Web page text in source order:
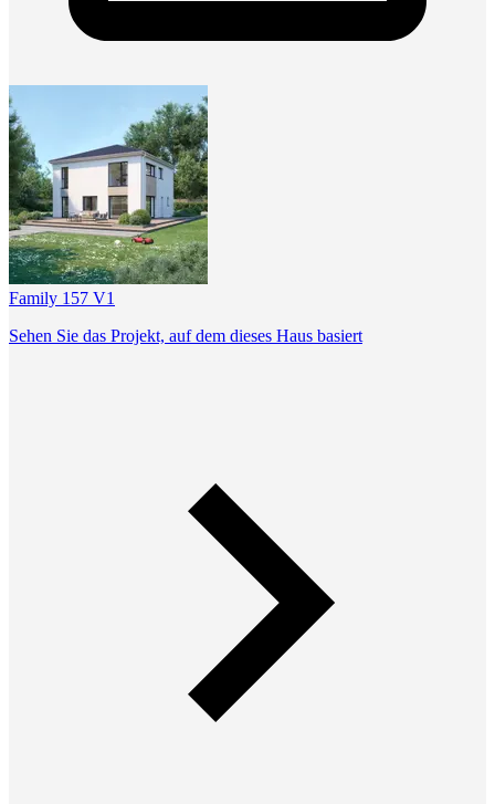
Family 157 V1
Sehen Sie das Projekt, auf dem dieses Haus basiert